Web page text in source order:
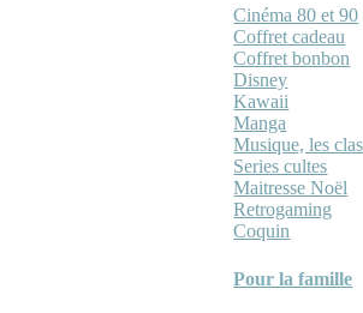
Cinéma 80 et 90
Coffret cadeau
Coffret bonbon
Disney
Kawaii
Manga
Musique, les
Series cultes
Maitresse Noël
Retrogaming
Coquin
Pour la famille